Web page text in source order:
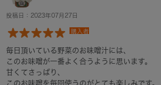
投稿日：2023年07月27日
購入者
毎日頂いている野菜のお味噌汁には、
このお味噌が一番よく合うように思います。
甘くてさっぱり、
このお味噌を毎回使うのがとても楽しみです。